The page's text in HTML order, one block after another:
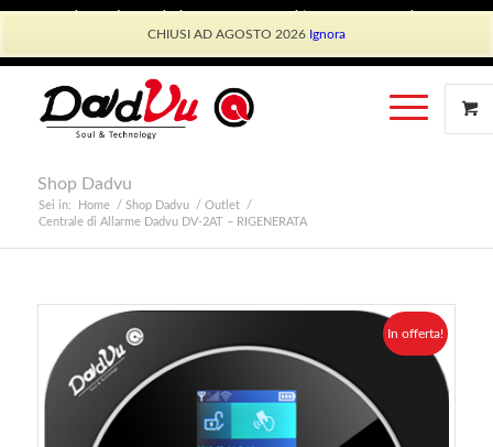
CHIUSI AD AGOSTO 2026 Ignora
Shop Dadvu
Sei in: Home / Shop Dadvu / Outlet
/
Centrale di Allarme Dadvu DV-2AT – RIGENERATA
In offerta!